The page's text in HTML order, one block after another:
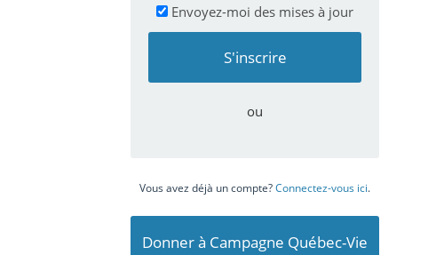
Envoyez-moi des mises à jour
ou
Vous avez déjà un compte?Connectez-vous ici.
Donner à Campagne Québec-Vie